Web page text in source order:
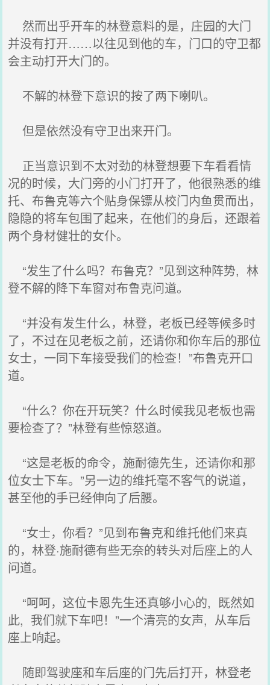
然而出乎开车的林登意料的是，庄园的大门
并没有打开……以往见到他的车，门口的守卫都
会主动打开大门的。
不解的林登下意识的按了两下喇叭。
但是依然没有守卫出来开门。
正当意识到不太对劲的林登想要下车看看情
况的时候，大门旁的小门打开了，他很熟悉的维
托、布鲁克等六个贴身保镖从校门内鱼贯而出，
隐隐的将车包围了起来，在他们的身后，还跟着
两个身材健壮的女仆。
“发生了什么吗？布鲁克？”见到这种阵势, 林
登不解的降下车窗对布鲁克问道。
“并没有发生什么，林登，老板已经等候多时
了，不过在见老板之前，还请你和你车后的那位
女士，一同下车接受我们的检查！”布鲁克开口
道。
“什么？你在开玩笑？什么时候我见老板也需
要检查了？”林登有些惊怒道。
“这是老板的命令，施耐德先生，还请你和那
位女士下车。”另一边的维托毫不客气的说道，
甚至他的手已经伸向了后腰。
“女士，你看？”见到布鲁克和维托他们来真
的，林登·施耐德有些无奈的转头对后座上的人
问道。
“呵呵，这位卡恩先生还真够小心的, 既然如
此, 我们就下车吧！”一个清亮的女声, 从车后
座上响起。
随即驾驶座和车后座的门先后打开，林登老